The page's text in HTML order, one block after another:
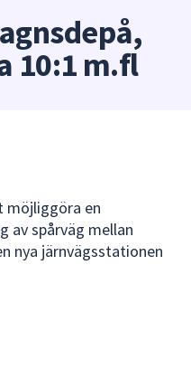
skriva
i
sökfältet
kommer
Använd
piltangenterna
för
10:1 m.fl
möjliggöra en
av spårväg mellan
nya järnvägsstationen